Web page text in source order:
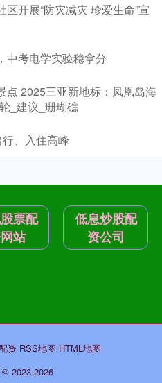
开展“防灾减灾 珍爱生命”宣
中考电学实验稳拿分
点 2025三亚新地标：凤凰岛海
_建议_珊瑚礁
行、入住高峰
票配
站
低息炒股配
资公司
资 RSS地图 HTML地图
© 2023-2026